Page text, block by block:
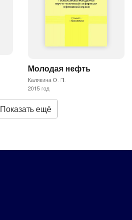
Молодая нефть
Калякина О. П.
2015 год
Показать ещё